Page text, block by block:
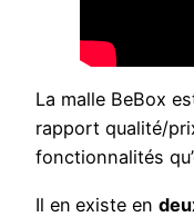
La malle BeBox
rapport qualité/
fonctionnalités
Il en existe en